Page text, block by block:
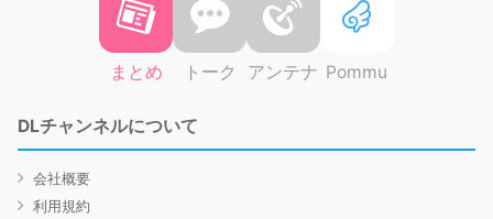
まとめ トーク アンテナ Pommu
DLチャンネルについて
会社概要
利用規約